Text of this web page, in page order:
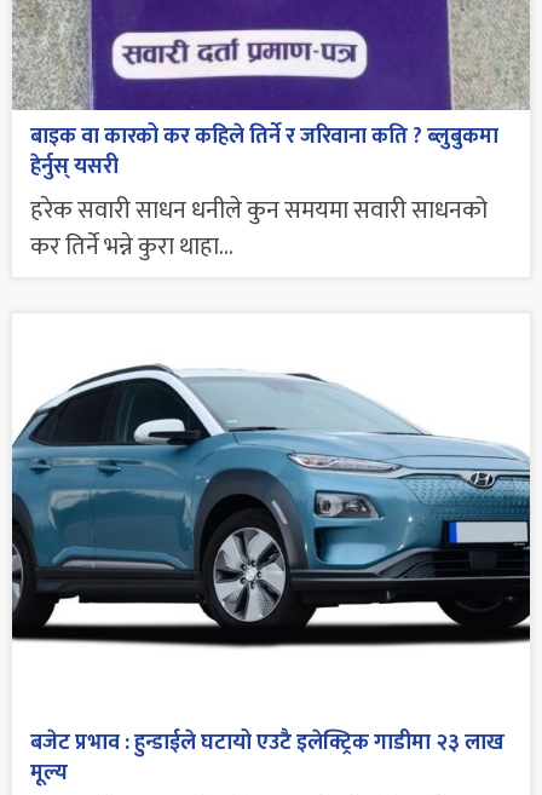
बाइक वा कारको कर कहिले तिर्ने र जरिवाना कति ? ब्लुबुकमा
हेर्नुस् यसरी
हरेक सवारी साधन धनीले कुन समयमा सवारी साधनको
कर तिर्ने भन्ने कुरा थाहा...
बजेट प्रभाव : हुन्डाईले घटायो एउटै इलेक्ट्रिक गाडीमा २३ लाख
मूल्य